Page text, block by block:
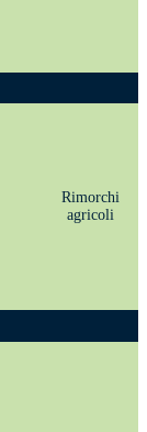
Rimorchi
agricoli